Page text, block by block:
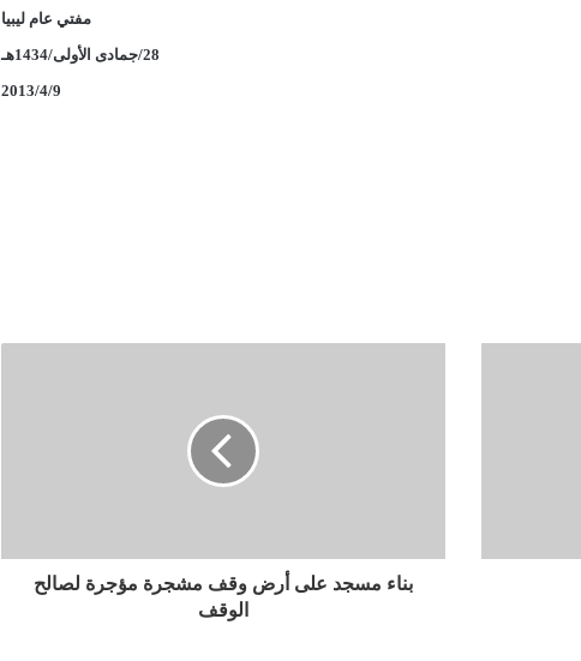
مفتي عام ليبيا
28/جمادى الأولى/1434هـ
2013/4/9
بناء مسجد على أرض وقف مشجرة مؤجرة لصالح
الوقف